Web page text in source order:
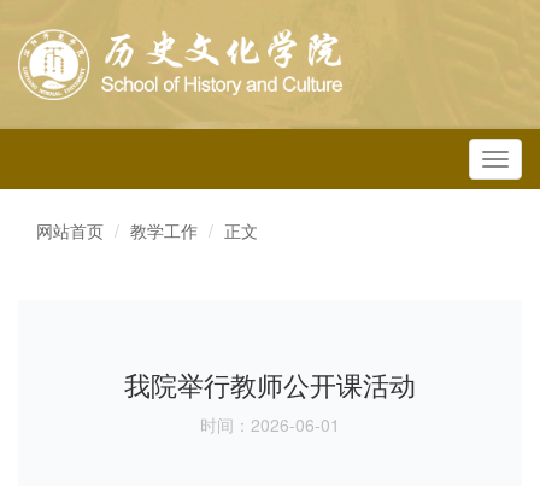
网站首页
教学工作 正文
我院举行教师公开课活动
时间：2026-06-01